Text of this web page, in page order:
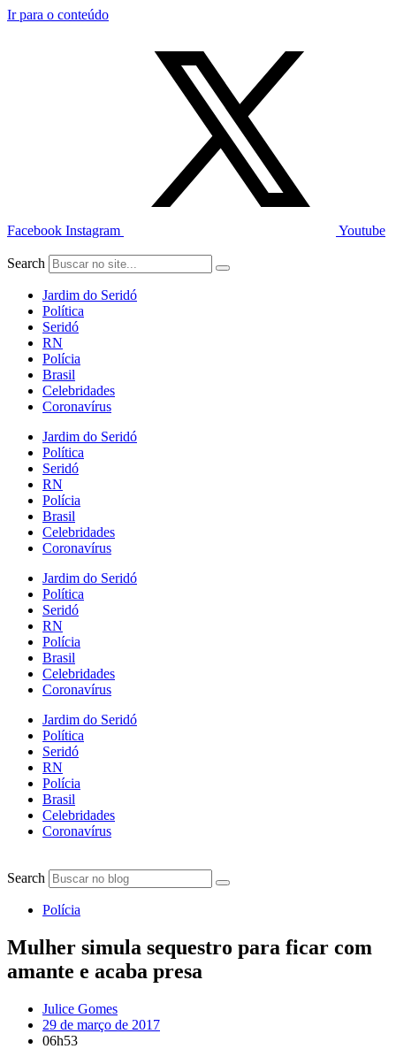
Ir para o conteúdo
Facebook Instagram Youtube
Search
Jardim do Seridó
Política
Seridó
RN
Polícia
Brasil
Celebridades
Coronavírus
Jardim do Seridó
Política
Seridó
RN
Polícia
Brasil
Celebridades
Coronavírus
Jardim do Seridó
Política
Seridó
RN
Polícia
Brasil
Celebridades
Coronavírus
Jardim do Seridó
Política
Seridó
RN
Polícia
Brasil
Celebridades
Coronavírus
Search
Polícia
Mulher simula sequestro para ficar com
amante e acaba presa
Julice Gomes
29 de março de 2017
06h53